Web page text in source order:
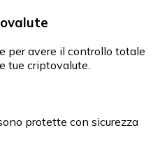
per avere il controllo totale
tue criptovalute.
protette con sicurezza